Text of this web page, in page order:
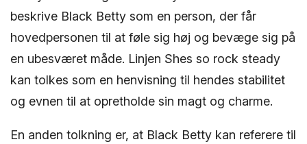
beskrive Black Betty som en person, der får
hovedpersonen til at føle sig høj og bevæge sig på
en ubesværet måde. Linjen Shes so rock steady
kan tolkes som en henvisning til hendes stabilitet
og evnen til at opretholde sin magt og charme.
En anden tolkning er, at Black Betty kan referere til